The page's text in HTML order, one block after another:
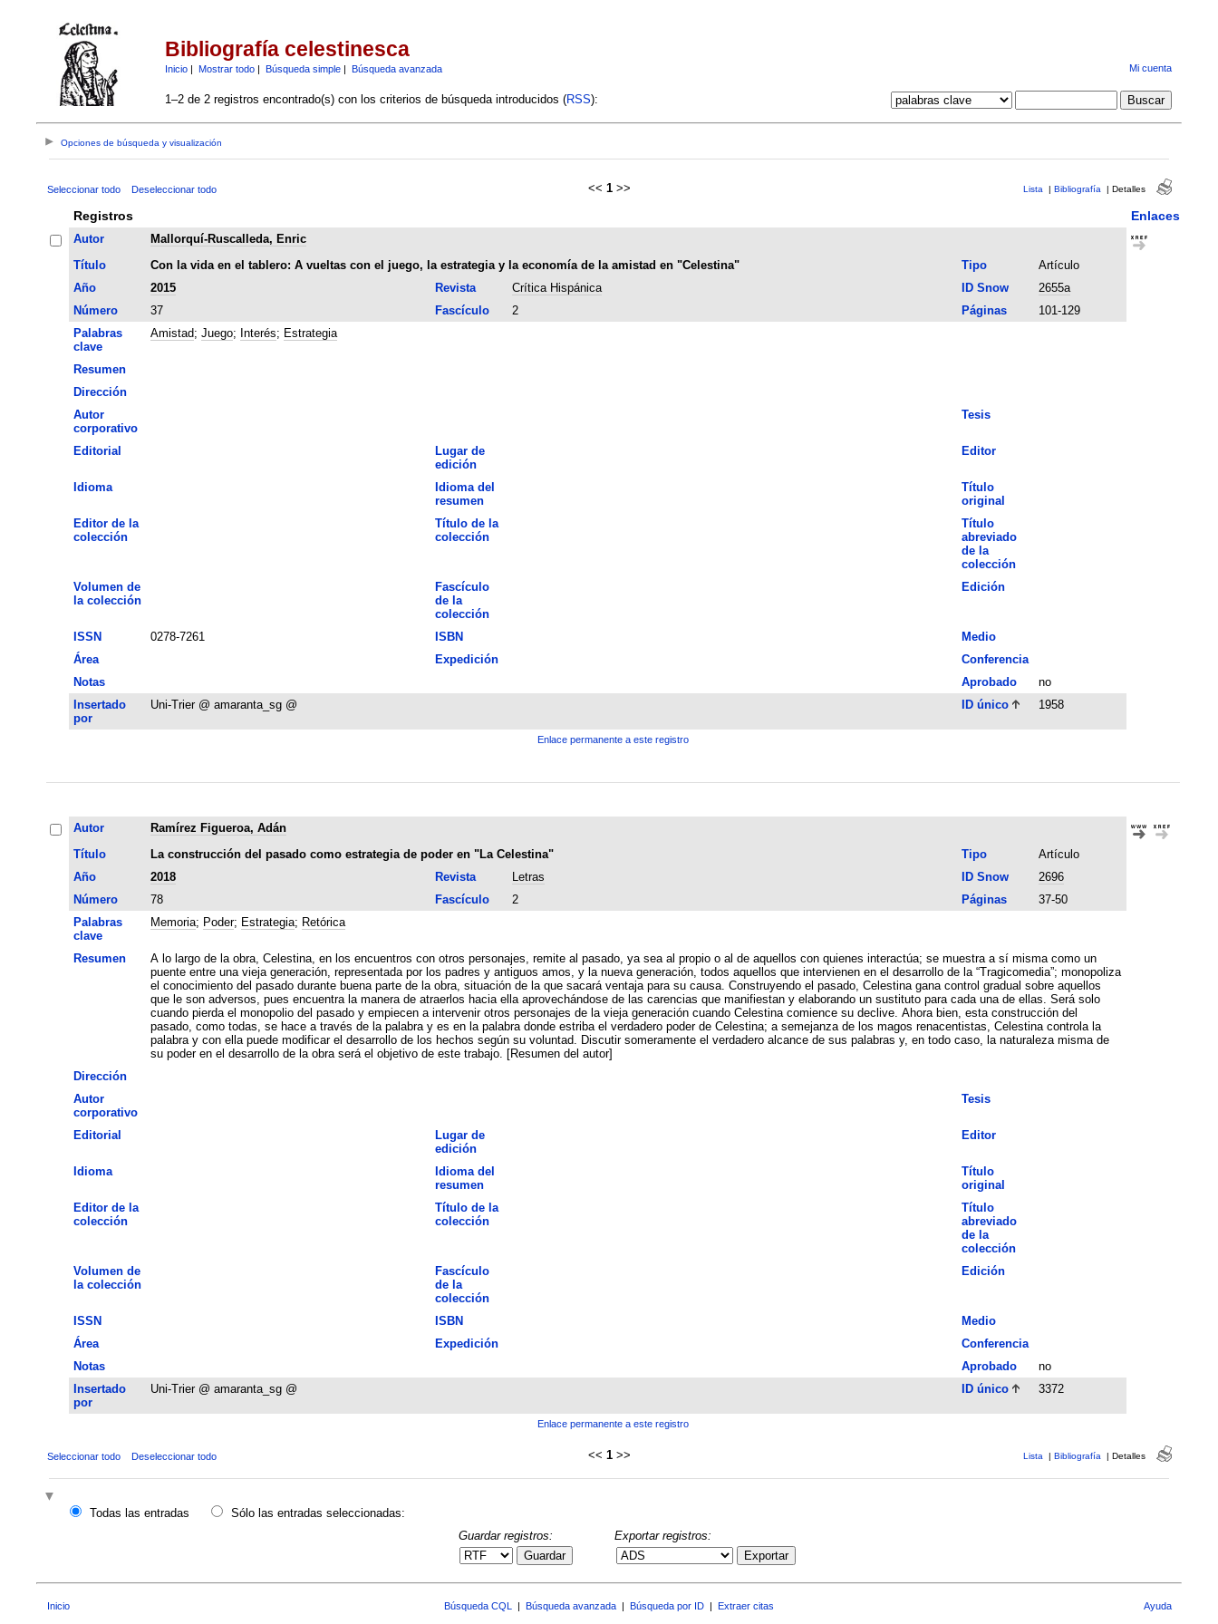
Bibliografía celestinesca
Inicio| Mostrar todo| Búsqueda simple| Búsqueda avanzada Mi cuenta
1–2 de 2 registros encontrado(s) con los criterios de búsqueda introducidos (RSS):
Opciones de búsqueda y visualización
Seleccionar todo Deseleccionar todo << 1 >> Lista | Bibliografía | Detalles
Registros Enlaces
Autor
Mallorquí-Ruscalleda, Enric
Título
Con la vida en el tablero: A vueltas con el juego, la estrategia y la economía de la amistad en "Celestina" Tipo
Artículo
Año
2015 Revista Crítica Hispánica ID Snow
2655a
Número
37 Fascículo 2 Páginas
101-129
Palabras
clave
Amistad; Juego; Interés; Estrategia
Resumen
Dirección
Autor
corporativo
Tesis
Editorial
Lugar de
edición
Editor
Idioma
Idioma del
resumen
Título
original
Editor de la
colección
Título de la
colección
Título
abreviado
de la
colección
Volumen de
la colección
Fascículo
de la
colección
Edición
ISSN 0278-7261 ISBN
Medio
Área
Expedición
Conferencia
Notas
Aprobado
no
Insertado
por
Uni-Trier @ amaranta_sg @ ID único 1958
Enlace permanente a este registro
Autor
Ramírez Figueroa, Adán
Título
La construcción del pasado como estrategia de poder en "La Celestina" Tipo
Artículo
Año
2018 Revista Letras ID Snow
2696
Número
78 Fascículo 2 Páginas
37-50
Palabras
clave
Memoria; Poder; Estrategia; Retórica
Resumen
A lo largo de la obra, Celestina, en los encuentros con otros personajes, remite al pasado, ya sea al propio o al de aquellos con quienes interactúa; se muestra a sí misma como un
puente entre una vieja generación, representada por los padres y antiguos amos, y la nueva generación, todos aquellos que intervienen en el desarrollo de la “Tragicomedia”; monopoliza
el conocimiento del pasado durante buena parte de la obra, situación de la que sacará ventaja para su causa. Construyendo el pasado, Celestina gana control gradual sobre aquellos
que le son adversos, pues encuentra la manera de atraerlos hacia ella aprovechándose de las carencias que manifiestan y elaborando un sustituto para cada una de ellas. Será solo
cuando pierda el monopolio del pasado y empiecen a intervenir otros personajes de la vieja generación cuando Celestina comience su declive. Ahora bien, esta construcción del
pasado, como todas, se hace a través de la palabra y es en la palabra donde estriba el verdadero poder de Celestina; a semejanza de los magos renacentistas, Celestina controla la
palabra y con ella puede modificar el desarrollo de los hechos según su voluntad. Discutir someramente el verdadero alcance de sus palabras y, en todo caso, la naturaleza misma de
su poder en el desarrollo de la obra será el objetivo de este trabajo. [Resumen del autor]
Dirección
Autor
corporativo
Tesis
Editorial
Lugar de
edición
Editor
Idioma
Idioma del
resumen
Título
original
Editor de la
colección
Título de la
colección
Título
abreviado
de la
colección
Volumen de
la colección
Fascículo
de la
colección
Edición
ISSN ISBN
Medio
Área
Expedición
Conferencia
Notas
Aprobado
no
Insertado
por
Uni-Trier @ amaranta_sg @ ID único 3372
Enlace permanente a este registro
Seleccionar todo Deseleccionar todo << 1 >> Lista | Bibliografía | Detalles
Todas las entradas
Sólo las entradas seleccionadas:
Guardar registros:
Guardar
Exportar registros:
Exportar
Inicio Búsqueda CQL Búsqueda avanzada Búsqueda por ID Extraer citas Ayuda